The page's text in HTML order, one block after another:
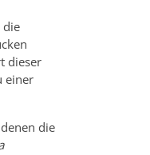
die
dieser
einer
die